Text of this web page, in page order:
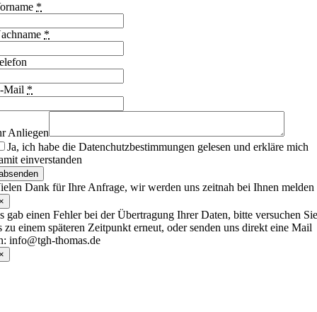
*
*
Mail *
Anliegen
Ja, ich habe die Datenchutzbestimmungen gelesen und erkläre mich
einverstanden
Dank für Ihre Anfrage, wir werden uns zeitnah bei Ihnen melden
gab einen Fehler bei der Übertragung Ihrer Daten, bitte versuchen
zu einem späteren Zeitpunkt erneut, oder senden uns direkt eine Mail
info@tgh-thomas.de